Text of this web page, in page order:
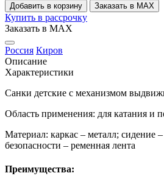
Добавить в корзину Заказать в MAX
Купить в рассрочку
Заказать в MAX
Россия Киров
Описание
Характеристики
Санки детские с механизмом
Область применения: для катания и
Материал: каркас – металл; сидение
безопасности – ременная лента
Преимущества: